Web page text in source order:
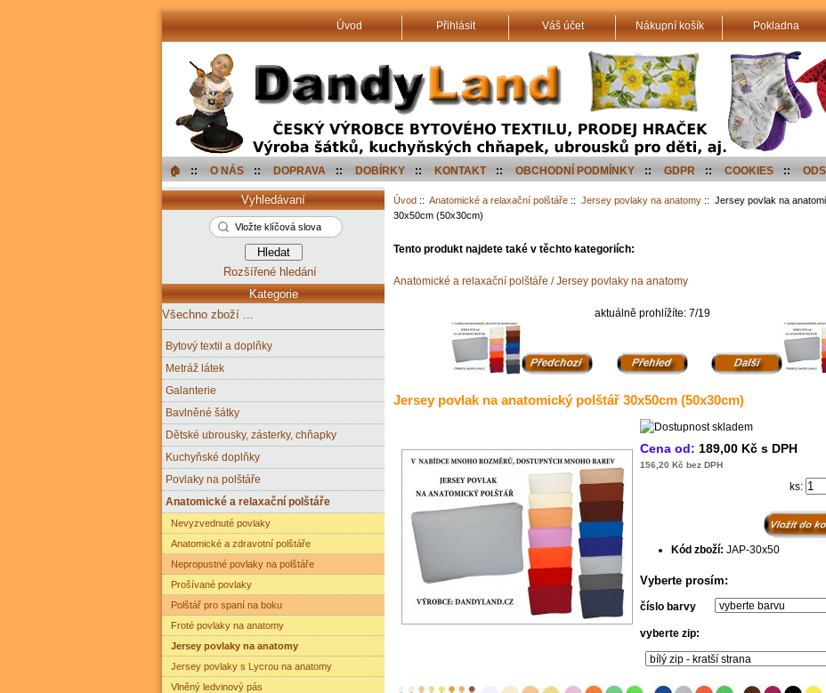
Úvod Přihlásit Váš účet Nákupní košík Pokladna
🏠︎ :: O NÁS :: DOPRAVA :: DOBÍRKY :: KONTAKT :: OBCHODNÍ PODMÍNKY :: GDPR :: COOKIES ::
Úvod :: Anatomické a relaxační polštáře :: Jersey povlaky na anatomy :: Jersey povlak na
30x50cm (50x30cm)
Tento produkt najdete také v těchto kategoriích:
Anatomické a relaxační polštáře / Jersey povlaky na anatomy
aktuálně prohlížíte: 7/19
Jersey povlak na anatomický polštář 30x50cm (50x30cm)
Cena od: 189,00 Kč s DPH
156,20 Kč bez DPH
ks:
Kód zboží: JAP-30x50
Vyberte prosím:
číslo barvy
vyberte zip:
Vyhledávaní
Rozšířené hledání
Kategorie
Všechno zboží ...
Bytový textil a doplňky
Metráž látek
Galanterie
Bavlněné šátky
Dětské ubrousky, zásterky, chňapky
Kuchyňské doplňky
Povlaky na polštáře
Anatomické a relaxační polštáře
Nevyzvednuté povlaky
Anatomické a zdravotní polštáře
Nepropustné povlaky na polštáře
Prošívané povlaky
Polštář pro spaní na boku
Froté povlaky na anatomy
Jersey povlaky na anatomy
Jersey povlaky s Lycrou na anatomy
Vlněný ledvinový pás